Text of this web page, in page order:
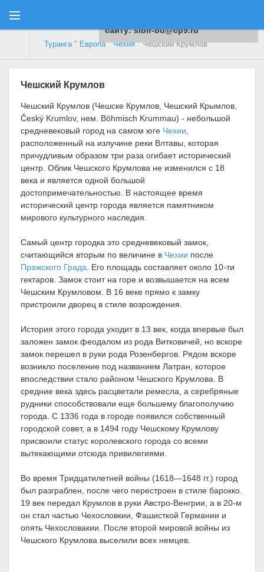
Туранга" Европа"Чехия" Чешский Крумлов
Чешский Крумлов
Чешский Крумлов (Чешске Крумлов, Чешский Крымлов,
Český Krumlov, нем. Böhmisch Krummau) - небольшой
средневековый город на самом юге Чехии,
расположенный на излучине реки Влтавы, которая
причудливым образом три раза огибает исторический
центр. Облик Чешского Крумлова не изменился с 18
века и является одной большой
достопримечательностью. В настоящее время
исторический центр города является памятником
мирового культурного наследия.
Самый центр городка это средневековый замок,
считающийся вторым по величине в Чехии после
Пражского Града. Его площадь составляет около 10-ти
гектаров. Замок стоит на горе и возвышается на всем
Чешским Крумловом. В 16 веке прямо к замку
пристроили дворец в стиле возрождения.
История этого города уходит в 13 век, когда впервые был
заложен замок феодалом из рода Витковичей, но вскоре
замок перешел в руки рода Розенбергов. Рядом вскоре
возникло поселение под названием Латран, которое
впоследствии стало районом Чешского Крумлова. В
средние века здесь расцветали ремесла, а серебряные
рудники способствовали еще большему благополучию
города. С 1336 года в городе появился собственный
городской совет, а в 1494 году Чешскому Крумлову
присвоили статус королевского города со всеми
вытекающими отсюда привилегиями.
Во время Тридцатилетней войны (1618—1648 гг.) город
был разграблен, после чего перестроен в стиле барокко.
19 век передал Крумлов в руки Австро-Венгрии, а в 20-м
он стал частью Чехословкии, Фашисткой Германии и
опять Чехословакии. После второй мировой войны из
Чешского Крумлова выселили всех немцев.
сайту: sibir-bu@cp9.ru